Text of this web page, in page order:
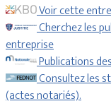
Voir cette
Cherchez les
entreprise
Publications
Consultez les
(actes notariés).